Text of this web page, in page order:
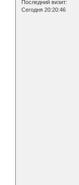
Последний визит:
Сегодня 20:20:46